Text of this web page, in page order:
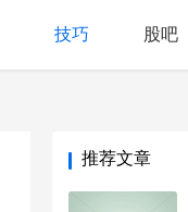
技巧 股吧
推荐文章